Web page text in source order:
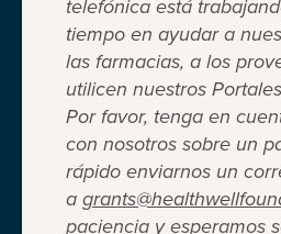
telefónica está
tiempo en ayudar a
las farmacias, a los
utilicen nuestros
Por favor, tenga en
con nosotros sobre un
rápido enviarnos un
a
paciencia y esperamos
Cuando